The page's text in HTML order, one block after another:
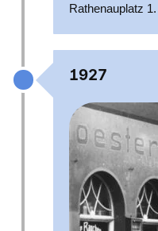
Rathenauplatz 1.
1927